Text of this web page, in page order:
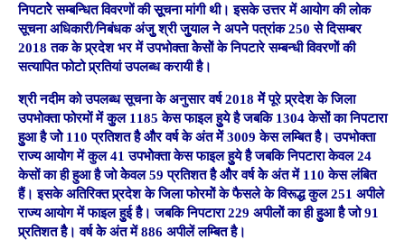
निपटारेे सम्बन्धित विवरणों की सूूचना मांगी थी। इसके उत्तर में आयोग की लोक
सूचना अधिकारी/निबंधक अंजुु श्री जुुयाल नेे अपनेे पत्रांक 250 सेे दिसम्बर
2018 तक के प्र्रदेश भर में उपभोक्ता केेसोें के निपटारे सम्बन्धी विवरणोें की
सत्यापित फोटो प्र्रतियां उपलब्ध करायी है।
श्री नदीम को उपलब्ध सूचना के अनुसार वर्ष 2018 मेें पूरे प्र्रदेश के जिला
उपभोक्ता फोरमों में कुुल 1185 केस फाइल हुुये है जबकि 1304 केसोें का निपटारा
हुुआ है जोे 110 प्रतिशत हैै औैर वर्ष के अंत मेें 3009 केस लम्बित हैै। उपभोक्ता
राज्य आयोेग में कुल 41 उपभोेक्ता केस फाइल हुुये हैै जबकि निपटारा केवल 24
केसों का ही हुआ है जो केेवल 59 प्रतिशत हैै औैर वर्ष केे अंत में 110 केस लंबित
हैं। इसके अतिरिक्त प्र्रदेश के जिला फोरमोें के फैसले के विरूद्ध कुल 251 अपीले
राज्य आयोग में फाइल हुुई हैै। जबकि निपटारा 229 अपीलोें का ही हुुआ हैै जो 91
प्र्रतिशत हैै। वर्ष केे अंत में 886 अपीलें लम्बित है।